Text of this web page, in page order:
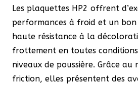
Les plaquettes HP2 offrent
performances à froid et un
haute résistance à la
frottement en toutes
niveaux de poussière. Grâce au
friction, elles présentent des